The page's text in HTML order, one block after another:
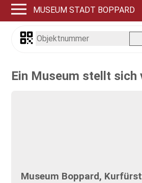
MUSEUM STADT BOPPARD
Ein Museum stellt sich
Museum Boppard,